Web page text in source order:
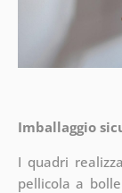
Imballaggio
I quadri
pellicola a